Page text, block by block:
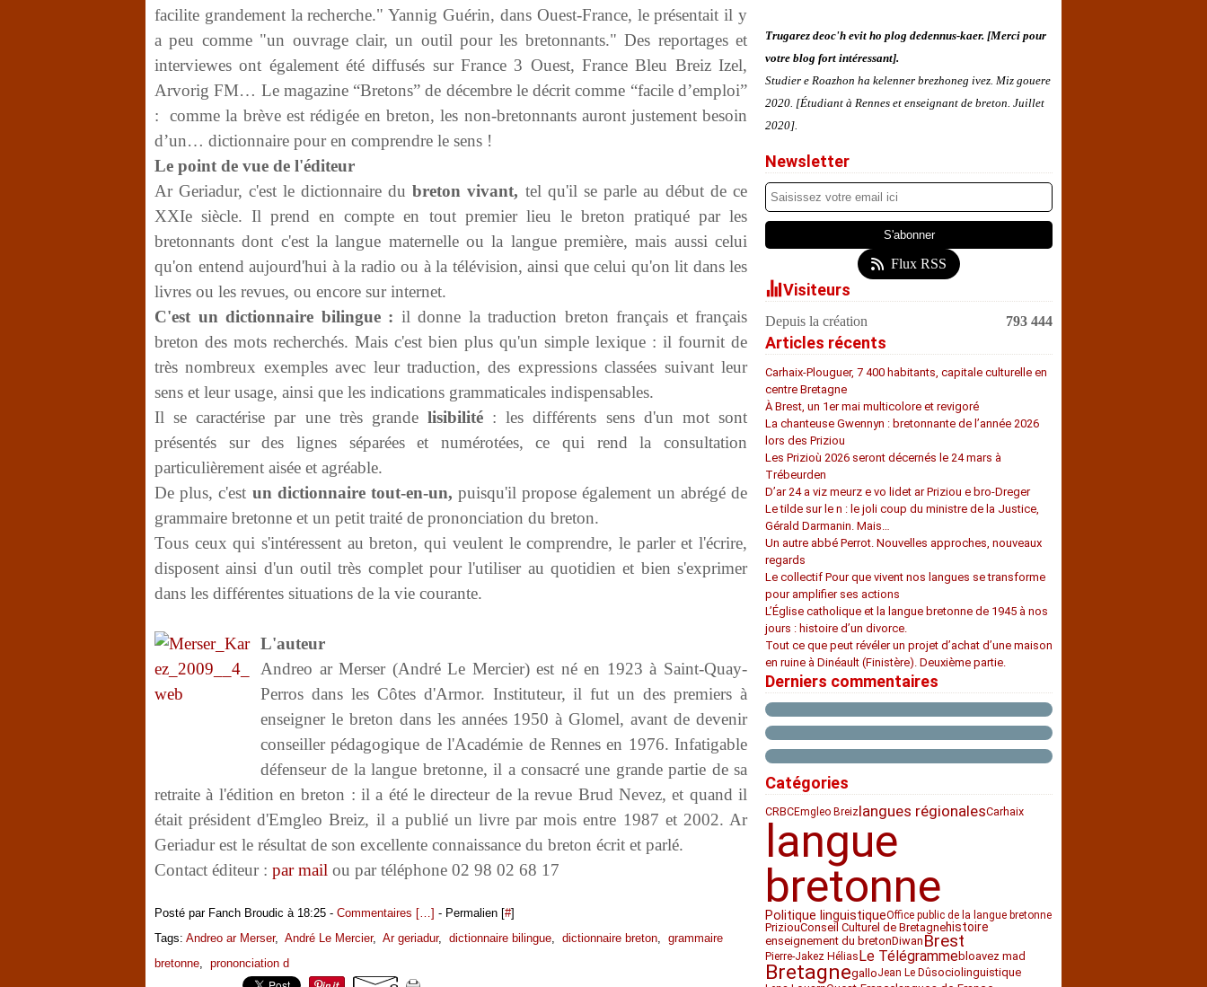
facilite grandement la recherche." Yannig Guérin, dans Ouest-France, le présentait il y
a peu comme "un ouvrage clair, un outil pour les bretonnants." Des reportages et
interviewes ont également été diffusés sur France 3 Ouest, France Bleu Breiz Izel,
Arvorig FM… Le magazine “Bretons” de décembre le décrit comme “facile d’emploi”
: comme la brève est rédigée en breton, les non-bretonnants auront justement besoin
d’un… dictionnaire pour en comprendre le sens !
Le point de vue de l'éditeur
Ar Geriadur, c'est le dictionnaire dubreton vivant, tel qu'il se parle au début de ce
XXIe siècle. Il prend en compte en tout premier lieu le breton pratiqué par les
bretonnants dont c'est la langue maternelle ou la langue première, mais aussi celui
qu'on entend aujourd'hui à la radio ou à la télévision, ainsi que celui qu'on lit dans les
livres ou les revues, ou encore sur internet.
C'est un dictionnaire bilingue : il donne la traduction breton français et français
breton des mots recherchés. Mais c'est bien plus qu'un simple lexique : il fournit de
très nombreux exemples avec leur traduction, des expressions classées suivant leur
sens et leur usage, ainsi que les indications grammaticales indispensables.
Il se caractérise par une très grande lisibilité : les différents sens d'un mot sont
présentés sur des lignes séparées et numérotées, ce qui rend la consultation
particulièrement aisée et agréable.
De plus, c'est un dictionnaire tout-en-un,puisqu'il propose également un abrégé de
grammaire bretonne et un petit traité de prononciation du breton.
Tous ceux qui s'intéressent au breton, qui veulent le comprendre, le parler et l'écrire,
disposent ainsi d'un outil très complet pour l'utiliser au quotidien et bien s'exprimer
dans les différentes situations de la vie courante.
L'auteur
Andreo ar Merser (André Le Mercier) est né en 1923 à Saint-Quay-
Perros dans les Côtes d'Armor. Instituteur, il fut un des premiers à
enseigner le breton dans les années 1950 à Glomel, avant de devenir
conseiller pédagogique de l'Académie de Rennes en 1976. Infatigable
défenseur de la langue bretonne, il a consacré une grande partie de sa
retraite à l'édition en breton : il a été le directeur de la revue Brud Nevez, et quand il
était président d'Emgleo Breiz, il a publié un livre par mois entre 1987 et 2002. Ar
Geriadur est le résultat de son excellente connaissance du breton écrit et parlé.
Contact éditeur : par mail ou par téléphone 02 98 02 68 17
Posté par Fanch Broudic à 18:25 - Commentaires […] - Permalien [#]
Tags: Andreo ar Merser, André Le Mercier, Ar geriadur, dictionnaire bilingue, dictionnaire breton, grammaire
bretonne, prononciation d
Trugarez deoc'h evit ho plog dedennus-kaer. [Merci pour
votre blog fort intéressant].
Studier e Roazhon ha kelenner brezhoneg ivez. Miz gouere
2020. [Étudiant à Rennes et enseignant de breton. Juillet
2020].
Newsletter
Flux RSS
Visiteurs
Depuis la création 793 444
Articles récents
Carhaix-Plouguer, 7 400 habitants, capitale culturelle en
centre Bretagne
À Brest, un 1er mai multicolore et revigoré
La chanteuse Gwennyn : bretonnante de l’année 2026
lors des Priziou
Les Prizioù 2026 seront décernés le 24 mars à
Trébeurden
D’ar 24 a viz meurz e vo lidet ar Priziou e bro-Dreger
Le tilde sur le n : le joli coup du ministre de la Justice,
Gérald Darmanin. Mais…
Un autre abbé Perrot. Nouvelles approches, nouveaux
regards
Le collectif Pour que vivent nos langues se transforme
pour amplifier ses actions
L’Église catholique et la langue bretonne de 1945 à nos
jours : histoire d’un divorce.
Tout ce que peut révéler un projet d’achat d’une maison
en ruine à Dinéault (Finistère). Deuxième partie.
Derniers commentaires
Catégories
CRBCEmgleo Breizlangues régionalesCarhaix
langue
bretonne
Politique linguistiqueOffice public de la langue bretonne
PriziouConseil Culturel de Bretagnehistoire
enseignement du bretonDiwan Brest
Pierre-Jakez HéliasLe Télégrammebloavez mad
BretagnegalloJean Le Dûsociolinguistique